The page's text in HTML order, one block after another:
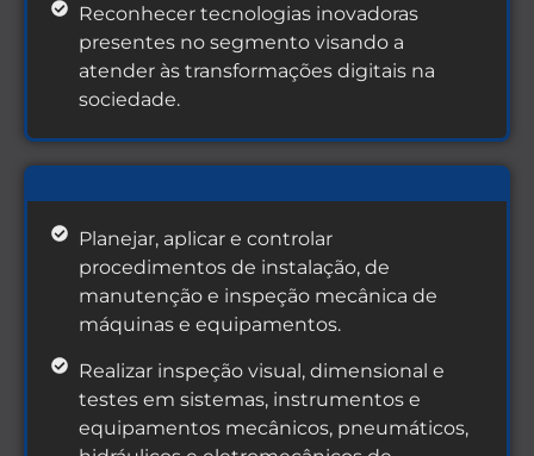
Reconhecer tecnologias inovadoras
presentes no segmento visando a
atender às transformações digitais na
sociedade.
Planejar, aplicar e controlar
procedimentos de instalação, de
manutenção e inspeção mecânica de
máquinas e equipamentos.
Realizar inspeção visual, dimensional e
testes em sistemas, instrumentos e
equipamentos mecânicos, pneumáticos,